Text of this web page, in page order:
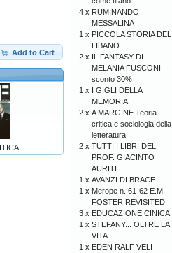
Add to Cart
4 x RUMINANDO
MESSALINA
1 x PICCOLA STORIA DEL
LIBANO
2 x IL FANTASY DI
MELANIA FUSCONI
sconto 30%
1 x I GIGLI DELLA
MEMORIA
2 x A MARGINE Teoria
critica e sociologia della
letteratura
2 x TUTTI I LIBRI DEL
PROF. GIACINTO
AURITI
1 x AVANZI DI BRACE
1 x Merope n. 61-62 E.M.
FOSTER REVISITED
3 x EDUCAZIONE CINICA
1 x STEFANY... OLTRE LA
VITA
1 x EDEN RALF VELI